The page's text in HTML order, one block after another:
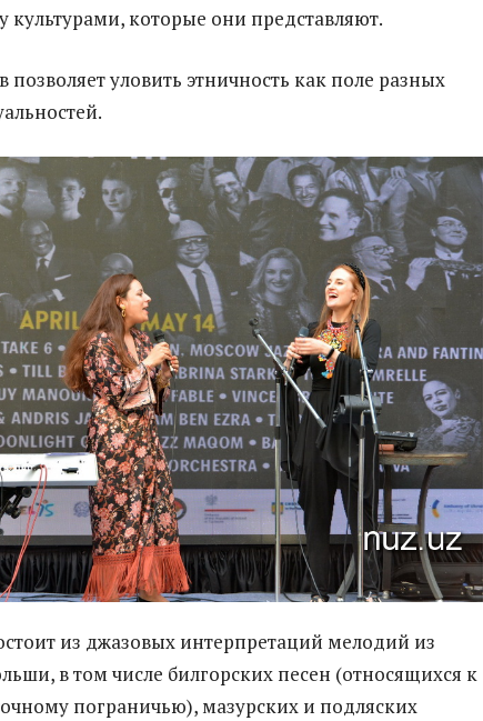
которые они представляют.
позволяет уловить этничность как поле разных
из джазовых интерпретаций мелодий из
в том числе билгорских песен (относящихся к
пограничью), мазурских и подляских